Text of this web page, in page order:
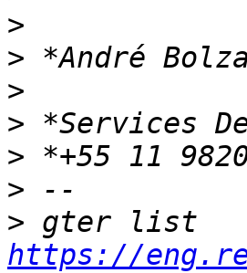
>
>
>
>
>
>
>
https://